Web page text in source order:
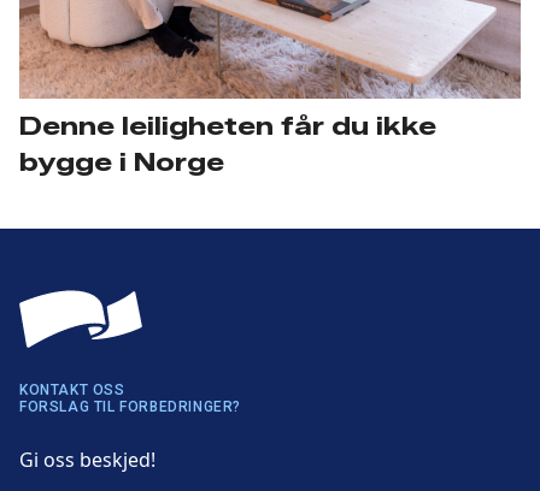
Denne leiligheten får du ikke
bygge i Norge
KONTAKT OSS
FORSLAG TIL FORBEDRINGER?
Gi oss beskjed!